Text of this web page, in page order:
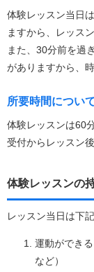
体験レッスン当日
ますから、レッス
また、30分前を過
がありますから、
所要時間につい
体験レッスンは60
受付からレッスン
体験レッスンの
レッスン当日は下
運動ができ
など）